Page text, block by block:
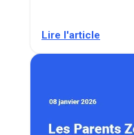
Lire l'article